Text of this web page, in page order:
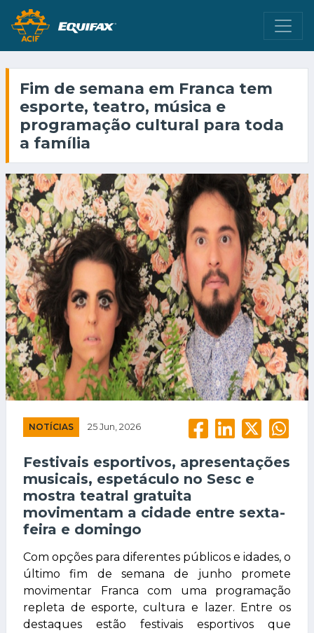
Fim de semana em Franca tem
esporte, teatro, música e
programação cultural para toda
a família
NOTÍCIAS 25 Jun, 2026
Festivais esportivos, apresentações
musicais, espetáculo no Sesc e
mostra teatral gratuita
movimentam a cidade entre sexta-
feira e domingo
Com opções para diferentes públicos e idades, o
último fim de semana de junho promete
movimentar Franca com uma programação
repleta de esporte, cultura e lazer. Entre os
destaques estão festivais esportivos que